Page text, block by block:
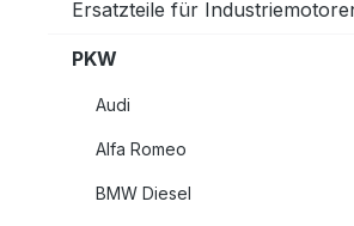
Ersatzteile für
PKW
Audi
Alfa Romeo
BMW Diesel